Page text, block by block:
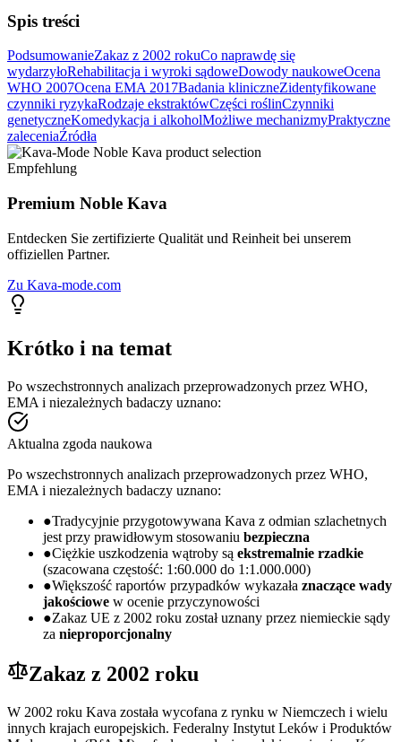
Spis treści
PodsumowanieZakaz z 2002 rokuCo naprawdę się
wydarzyłoRehabilitacja i wyroki sądoweDowody naukoweOcena
WHO 2007Ocena EMA 2017Badania kliniczneZidentyfikowane
czynniki ryzykaRodzaje ekstraktówCzęści roślinCzynniki
genetyczneKomedykacja i alkoholMożliwe mechanizmyPraktyczne
zaleceniaŹródła
Empfehlung
Premium Noble Kava
Entdecken Sie zertifizierte Qualität und Reinheit bei unserem
offiziellen Partner.
Zu Kava-mode.com
Krótko i na temat
Po wszechstronnych analizach przeprowadzonych przez WHO,
EMA i niezależnych badaczy uznano:
Aktualna zgoda naukowa
Po wszechstronnych analizach przeprowadzonych przez WHO,
EMA i niezależnych badaczy uznano:
●Tradycyjnie przygotowywana Kava z odmian szlachetnych
jest przy prawidłowym stosowaniu bezpieczna
●Ciężkie uszkodzenia wątroby są ekstremalnie rzadkie
(szacowana częstość: 1:60.000 do 1:1.000.000)
●Większość raportów przypadków wykazała znaczące wady
jakościowe w ocenie przyczynowości
●Zakaz UE z 2002 roku został uznany przez niemieckie sądy
za nieproporcjonalny
Zakaz z 2002 roku
W 2002 roku Kava została wycofana z rynku w Niemczech i wielu
innych krajach europejskich. Federalny Instytut Leków i Produktów